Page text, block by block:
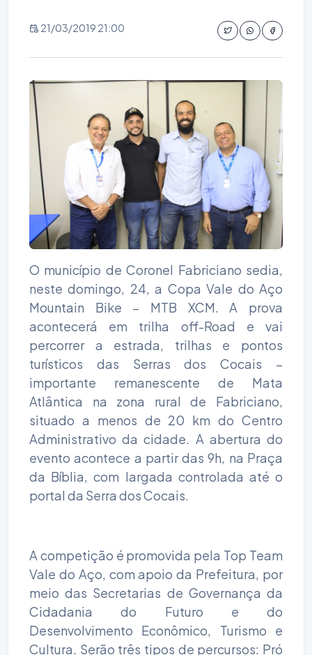
21/03/2019 21:00
O município de Coronel Fabriciano sedia,
neste domingo, 24, a Copa Vale do Aço
Mountain Bike – MTB XCM. A prova
acontecerá em trilha off-Road e vai
percorrer a estrada, trilhas e pontos
turísticos das Serras dos Cocais –
importante remanescente de Mata
Atlântica na zona rural de Fabriciano,
situado a menos de 20 km do Centro
Administrativo da cidade. A abertura do
evento acontece a partir das 9h, na Praça
da Bíblia, com largada controlada até o
portal da Serra dos Cocais.
A competição é promovida pela Top Team
Vale do Aço, com apoio da Prefeitura, por
meio das Secretarias de Governança da
Cidadania do Futuro e do
Desenvolvimento Econômico, Turismo e
Cultura. Serão três tipos de percursos: Pró